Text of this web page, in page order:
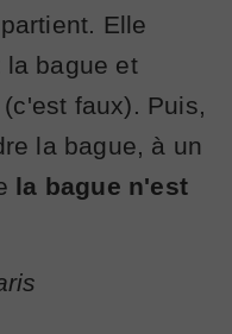
Elle
la bague et
faux). Puis,
la bague, à un
la bague n'est